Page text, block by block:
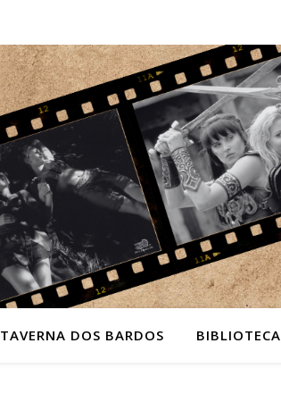
TAVERNA DOS BARDOS BIBLIOTECA